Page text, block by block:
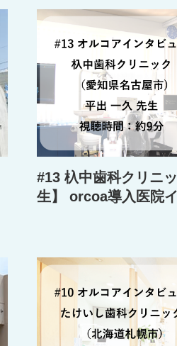
#13 杁中歯科クリニ
生】 orcoa導入医院